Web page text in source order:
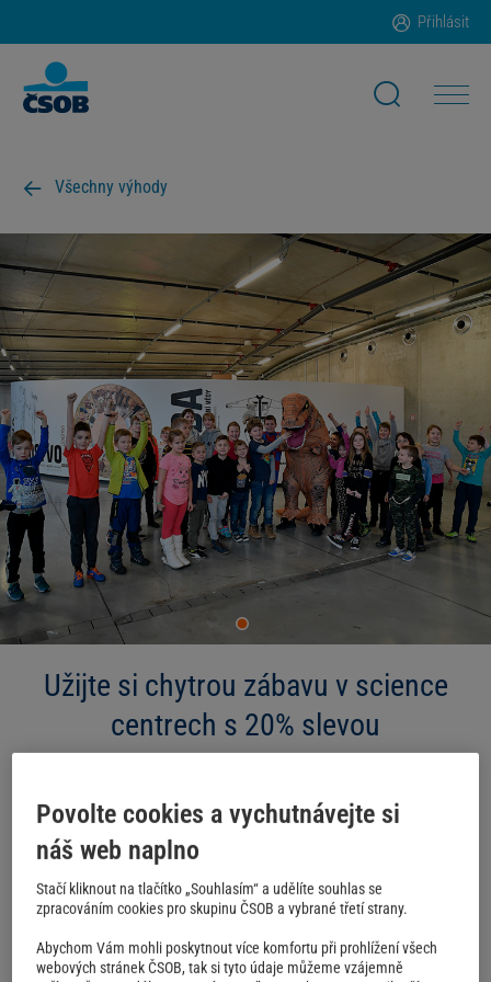
Přihlásit
Všechny výhody
Užijte si chytrou zábavu v science
centrech s 20% slevou
ZÍSKAT NABÍDKU
naše partnerská science centra!
Povolte cookies a vychutnávejte si
náš web naplno
Stačí kliknout na tlačítko „Souhlasím“ a udělíte souhlas se
zpracováním cookies pro skupinu ČSOB a vybrané třetí strany.
Abychom Vám mohli poskytnout více komfortu při prohlížení všech
webových stránek ČSOB, tak si tyto údaje můžeme vzájemně